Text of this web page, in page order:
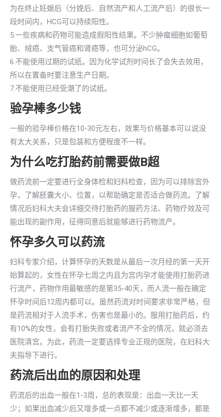
为在终止妊娠后（分娩后、自然流产和人工流产后）的很长一
段时间内，HCG可以持续阳性。
5.一些疾病和药物可能造成假阳性结果。不少肿瘤细胞如葡萄
胎、绒癌、支气管癌和肾癌等，也可分泌hCG。
6.不能使用过期的试纸。因为化学试剂时间长了会失去效用，
所以在置备时要注意生产日期。
7.不能使用已经受潮了的试纸。
验孕棒多少钱
一般的验孕棒价格在10-30元左右，效果与价格基本可以说没
有太大关系，只是包装和方便程度不一样。
为什么吃打胎药前需要做B超
做药流前一定要进行全身体检和妇科检查，因为可以排除宫外
孕，了解胚囊大小、位置，以帮助确定是否适合做药流。了解
情况后妇科大夫会详细交待打胎药的服药方法、药物疗效及可
能出现的副作用，征得同意后就能够进行药物流产。
怀孕多久可以药流
妇科专家介绍，计算怀孕的天数是从最后一次月经的第一天开
始算起的，女性在怀孕七周之内且为宫内孕才能使用打胎药进
行流产，药物作用最敏感的是第35-40天，而人流一般在确定
怀孕时间后12周内都可以。虽然药流对时间要求非常严格，但
是药流相对于人流手术，伤害也是最小的。服用打胎药后，约
有10%的女性，会有打胎失败或者流产不全的情况，就必须去
医院清宫。为此，药流一定要选择专业正规的医院，在妇科大
夫指导下进行。
药流后出血的原因和处理
药流后的出血一般在1-3周，总的表现是：出血一天比一天
少；如果出血减少后又增多或一点都不减少或逐渐增多，都是